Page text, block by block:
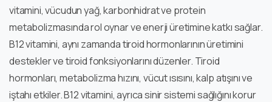
vitamini, vücudun yağ, karbonhidrat ve protein
metabolizmasında rol oynar ve enerji üretimine katkı sağlar.
B12 vitamini, aynı zamanda tiroid hormonlarının üretimini
destekler ve tiroid fonksiyonlarını düzenler. Tiroid
hormonları, metabolizma hızını, vücut ısısını, kalp atışını ve
iştahı etkiler. B12 vitamini, ayrıca sinir sistemi sağlığını korur